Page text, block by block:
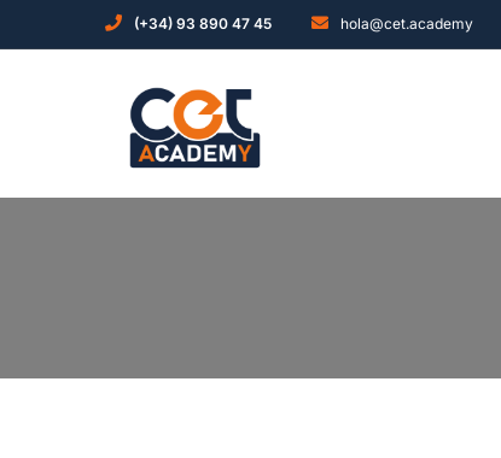
(+34) 93 890 47 45 hola@cet.academy